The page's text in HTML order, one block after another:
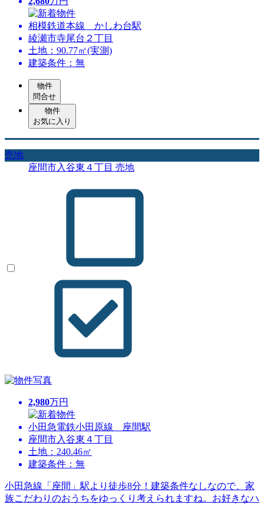
相模鉄道本線 かしわ台駅
綾瀬市寺尾台２丁目
土地：90.77㎡(実測)
建築条件：無
物件
問合せ
物件
お気に入り
売地
座間市入谷東４丁目 売地
2,980万円
小田急電鉄小田原線 座間駅
座間市入谷東４丁目
土地：240.46㎡
建築条件：無
小田急線「座間」駅より徒歩8分！建築条件なしなので、家
族こだわりのおうちをゆっくり考えられますね。お好きなハ